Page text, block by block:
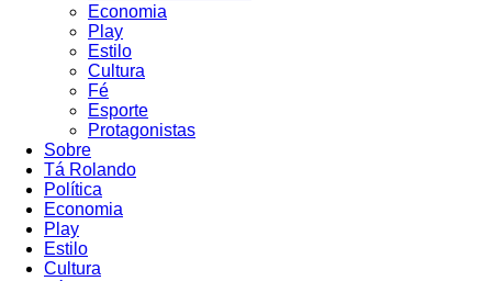
Economia
Play
Estilo
Cultura
Fé
Esporte
Protagonistas
Sobre
Tá Rolando
Política
Economia
Play
Estilo
Cultura